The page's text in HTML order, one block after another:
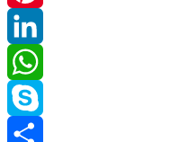
Pinterest
LinkedIn
WhatsApp
Skype